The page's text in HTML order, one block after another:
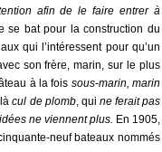
afin de le faire entrer à
se bat pour la construction du
qui l’intéressent pour qu’un
son frère, marin, sur le plus
à la fois sous-marin, marin
cul de plomb, qui ne ferait pas
ne viennent plus. En 1905,
neuf bateaux nommés